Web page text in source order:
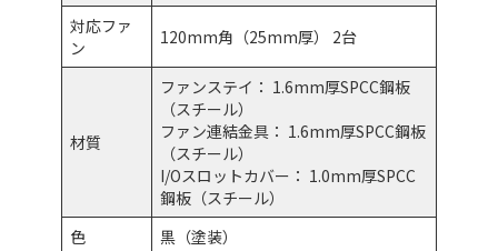
対応ファ
ン
120mm角（25mm厚） 2台
材質
ファンステイ： 1.6mm厚SPCC鋼板
（スチール）
ファン連結金具： 1.6mm厚SPCC鋼板
（スチール）
I/Oスロットカバー： 1.0mm厚SPCC
鋼板（スチール）
色
黒（塗装）